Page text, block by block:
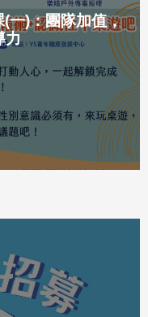
一)：團隊加值，
力